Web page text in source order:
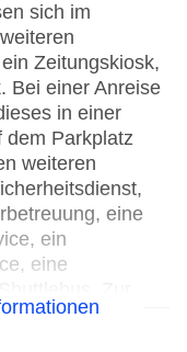
sich im
Zeitungskiosk,
Bei einer Anreise
in einer
dem Parkplatz
weiteren
eine
ein
eine
Fahrradverleih